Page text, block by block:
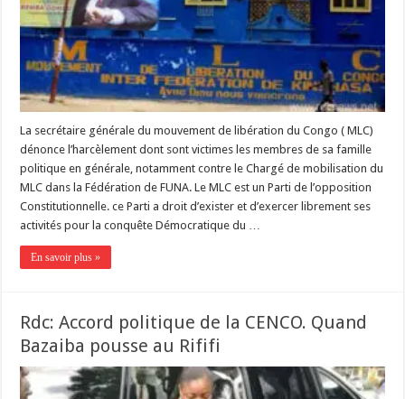
La secrétaire générale du mouvement de libération du Congo ( MLC)
dénonce l’harcèlement dont sont victimes les membres de sa famille
politique en générale, notamment contre le Chargé de mobilisation du
MLC dans la Fédération de FUNA. Le MLC est un Parti de l’opposition
Constitutionnelle. ce Parti a droit d’exister et d’exercer librement ses
activités pour la conquête Démocratique du …
En savoir plus »
Rdc: Accord politique de la CENCO. Quand
Bazaiba pousse au Rififi